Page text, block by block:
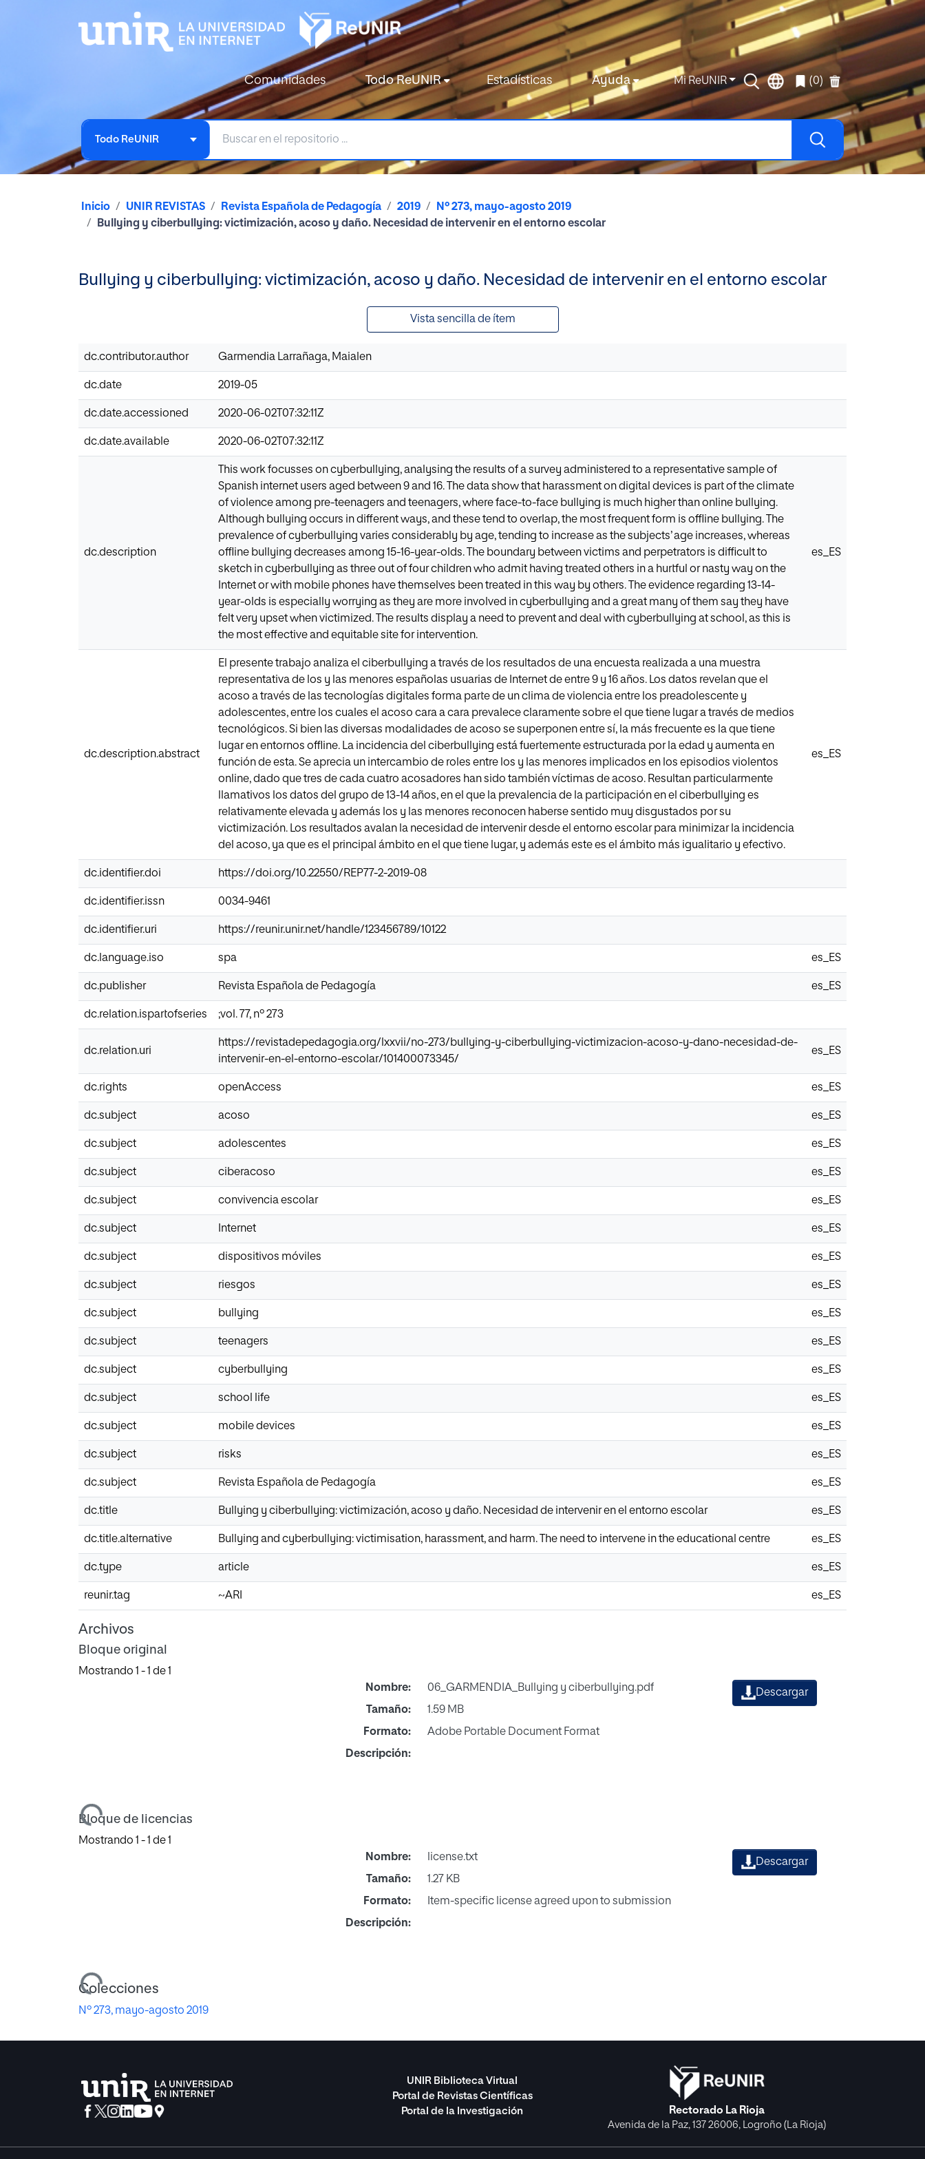
Comunidades Todo ReUNIR Estadísticas Ayuda Mi ReUNIR (0)
Todo ReUNIR
Inicio UNIR REVISTAS Revista Española de Pedagogía 2019
Nº 273, mayo-agosto 2019
Bullying y ciberbullying: victimización, acoso y daño. Necesidad de intervenir en el entorno escolar
Bullying y ciberbullying: victimización, acoso y daño. Necesidad de intervenir en el entorno escolar
Vista sencilla de ítem
dc.contributor.author Garmendia Larrañaga, Maialen
dc.date 2019-05
dc.date.accessioned 2020-06-02T07:32:11Z
dc.date.available 2020-06-02T07:32:11Z
dc.description
This work focusses on cyberbullying, analysing the results of a survey administered to a representative sample of
Spanish internet users aged between 9 and 16. The data show that harassment on digital devices is part of the climate
of violence among pre-teenagers and teenagers, where face-to-face bullying is much higher than online bullying.
Although bullying occurs in different ways, and these tend to overlap, the most frequent form is offline bullying. The
prevalence of cyberbullying varies considerably by age, tending to increase as the subjects’ age increases, whereas
offline bullying decreases among 15-16-year-olds. The boundary between victims and perpetrators is difficult to
sketch in cyberbullying as three out of four children who admit having treated others in a hurtful or nasty way on the
Internet or with mobile phones have themselves been treated in this way by others. The evidence regarding 13-14-
year-olds is especially worrying as they are more involved in cyberbullying and a great many of them say they have
felt very upset when victimized. The results display a need to prevent and deal with cyberbullying at school, as this is
the most effective and equitable site for intervention.
es_ES
dc.description.abstract
El presente trabajo analiza el ciberbullying a través de los resultados de una encuesta realizada a una muestra
representativa de los y las menores españolas usuarias de Internet de entre 9 y 16 años. Los datos revelan que el
acoso a través de las tecnologías digitales forma parte de un clima de violencia entre los preadolescente y
adolescentes, entre los cuales el acoso cara a cara prevalece claramente sobre el que tiene lugar a través de medios
tecnológicos. Si bien las diversas modalidades de acoso se superponen entre sí, la más frecuente es la que tiene
lugar en entornos offline. La incidencia del ciberbullying está fuertemente estructurada por la edad y aumenta en
función de esta. Se aprecia un intercambio de roles entre los y las menores implicados en los episodios violentos
online, dado que tres de cada cuatro acosadores han sido también víctimas de acoso. Resultan particularmente
llamativos los datos del grupo de 13-14 años, en el que la prevalencia de la participación en el ciberbullying es
relativamente elevada y además los y las menores reconocen haberse sentido muy disgustados por su
victimización. Los resultados avalan la necesidad de intervenir desde el entorno escolar para minimizar la incidencia
del acoso, ya que es el principal ámbito en el que tiene lugar, y además este es el ámbito más igualitario y efectivo.
es_ES
dc.identifier.doi https://doi.org/10.22550/REP77-2-2019-08
dc.identifier.issn 0034-9461
dc.identifier.uri https://reunir.unir.net/handle/123456789/10122
dc.language.iso spa es_ES
dc.publisher Revista Española de Pedagogía es_ES
dc.relation.ispartofseries ;vol. 77, nº 273
dc.relation.uri
https://revistadepedagogia.org/lxxvii/no-273/bullying-y-ciberbullying-victimizacion-acoso-y-dano-necesidad-de-
intervenir-en-el-entorno-escolar/101400073345/
es_ES
dc.rights openAccess es_ES
dc.subject acoso es_ES
dc.subject adolescentes es_ES
dc.subject ciberacoso es_ES
dc.subject convivencia escolar es_ES
dc.subject Internet es_ES
dc.subject dispositivos móviles es_ES
dc.subject riesgos es_ES
dc.subject bullying es_ES
dc.subject teenagers es_ES
dc.subject cyberbullying es_ES
dc.subject school life es_ES
dc.subject mobile devices es_ES
dc.subject risks es_ES
dc.subject Revista Española de Pedagogía es_ES
dc.title Bullying y ciberbullying: victimización, acoso y daño. Necesidad de intervenir en el entorno escolar es_ES
dc.title.alternative Bullying and cyberbullying: victimisation, harassment, and harm. The need to intervene in the educational centre es_ES
dc.type article es_ES
reunir.tag ~ARI es_ES
Archivos
Bloque original
Mostrando 1 - 1 de 1
Cargando...
Nombre:
06_GARMENDIA_Bullying y ciberbullying.pdf
Tamaño:
1.59 MB
Formato:
Adobe Portable Document Format
Descripción:
Descargar
Bloque de licencias
Mostrando 1 - 1 de 1
Cargando...
Nombre:
license.txt
Tamaño:
1.27 KB
Formato:
Item-specific license agreed upon to submission
Descripción:
Descargar
Colecciones
Nº 273, mayo-agosto 2019
UNIR Biblioteca Virtual
Portal de Revistas Científicas
Portal de la Investigación
Rectorado La Rioja
Avenida de la Paz, 137 26006, Logroño (La Rioja)